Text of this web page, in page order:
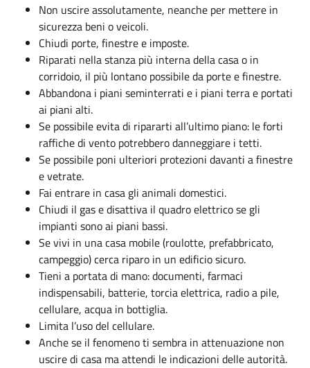
Non uscire assolutamente, neanche per mettere in
sicurezza beni o veicoli.
Chiudi porte, finestre e imposte.
Riparati nella stanza più interna della casa o in
corridoio, il più lontano possibile da porte e finestre.
Abbandona i piani seminterrati e i piani terra e portati
ai piani alti.
Se possibile evita di ripararti all’ultimo piano: le forti
raffiche di vento potrebbero danneggiare i tetti.
Se possibile poni ulteriori protezioni davanti a finestre
e vetrate.
Fai entrare in casa gli animali domestici.
Chiudi il gas e disattiva il quadro elettrico se gli
impianti sono ai piani bassi.
Se vivi in una casa mobile (roulotte, prefabbricato,
campeggio) cerca riparo in un edificio sicuro.
Tieni a portata di mano: documenti, farmaci
indispensabili, batterie, torcia elettrica, radio a pile,
cellulare, acqua in bottiglia.
Limita l’uso del cellulare.
Anche se il fenomeno ti sembra in attenuazione non
uscire di casa ma attendi le indicazioni delle autorità.